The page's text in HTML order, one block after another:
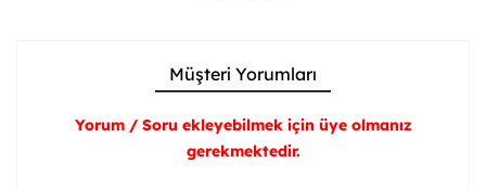
Müşteri Yorumları
Yorum / Soru ekleyebilmek için üye olmanız
gerekmektedir.